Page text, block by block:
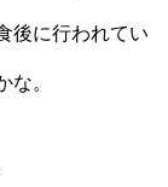
後に行われてい
な。